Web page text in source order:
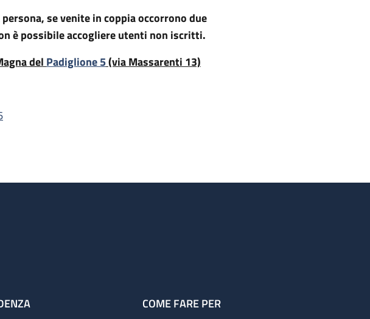
se venite in coppia occorrono due
è possibile accogliere utenti non iscritti.
del Padiglione 5(via Massarenti 13)
COME FARE PER